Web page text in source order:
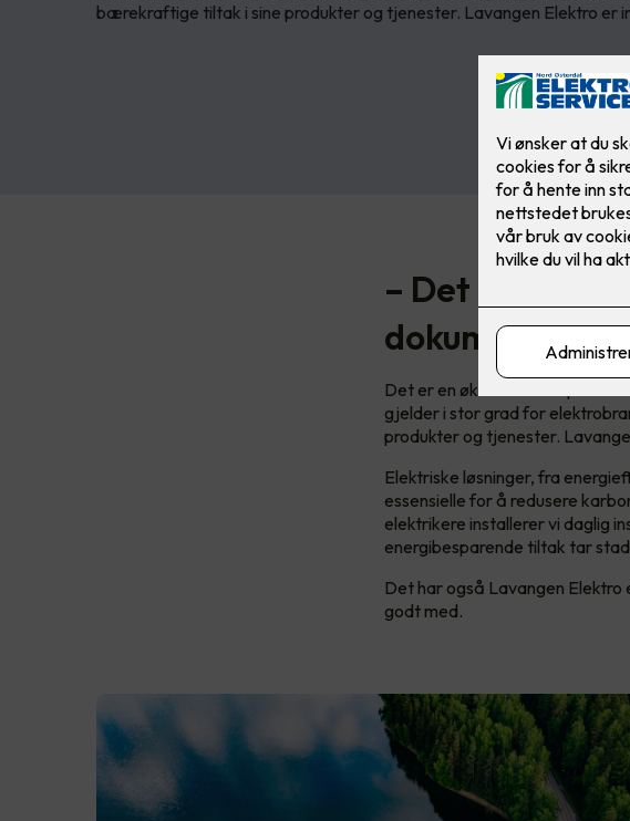
bærekraftige tiltak i sine produkter og tjenester. Lavangen Elektro er
– Det har vært
Det er en økende etterspørsel
gjelder i stor grad for
produkter og tjenester.
Elektriske løsninger, fra
essensielle for å redusere
elektrikere installerer vi daglig
energibesparende tiltak tar
Det har også Lavangen
godt med.